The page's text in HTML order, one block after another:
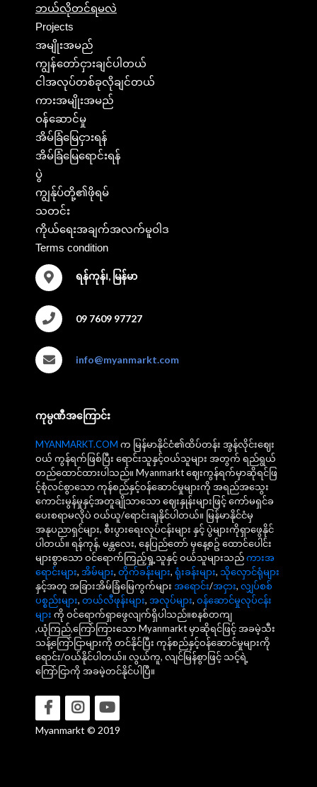
ဘယ်လိုတင်ရမလဲ
Projects
အမျိုးအမည်
ကျွန်တော်ငှားချင်ပါတယ်
ငါအလုပ်တစ်ခုလိုချင်တယ်
ကားအမျိုးအမည်
ဝန်ဆောင်မှု
အိမ်ခြံမြေငှားရန်
အိမ်ခြံမြေရောင်းရန်
ပွဲ
ကျွန်ုပ်တို့၏ဖိုရမ်
သတင်း
ကိုယ်ရေးအချက်အလက်မူဝါဒ
Terms condition
ရန်ကုန်၊, မြန်မာ
09 7609 97727
info@myanmarkt.com
ကုမ္ပဏီအကြောင်း
MYANMARKT.COM က မြန်မာနိုင်ငံ၏ထိပ်တန်း အွန်လိုင်းဈေး
ဝယ် ကွန်ရက်ဖြစ်ပြီး ရောင်းသူနှင့်ဝယ်သူများ အတွက် ရည်ရွယ်
တည်ထောင်ထားပါသည်။ Myanmarkt ဈေးကွန်ရက်မှာဆိုရင်ဖြ
င့်စုံလင်စွာသော ကုန်စည်နှင့်ဝန်ဆောင်မှုများကို အရည်အသွေး
ကောင်းမွန်မှုနှင့်အတူချိုသာသော ဈေးနှုန်းများဖြင့် ကော်မရှင်ခ
ပေးစရာမလိုပဲ ဝယ်ယူ/ရောင်းချနိုင်ပါတယ်။ မြန်မာနိုင်ငံမှ
အနုပညာရှင်များ, စီးပွားရေးလုပ်ငန်းများ နှင့် ပွဲများကိုရှာဖွေနိုင်
ပါတယ်။ ရန်ကုန်, မန္တလေး, နေပြည်တော် မှနေ့စဥ် ထောင်ပေါင်း
များစွာသော ဝင်ရောက်ကြည့်ရှု့သူနှင့် ဝယ်သူများသည်ကားအ
ရောင်းများ, အိမ်များ, တိုက်ခန်းများ, ရုံးခန်းများ, သိုလှောင်ရုံများ
နှင့်အတူ အခြားအိမ်ခြံမြေကွက်များ အရောင်း/အငှား, လျှပ်စစ်
ပစ္စည်းများ, တယ်လီဖုန်းများ, အလုပ်များ, ဝန်ဆောင်မှုလုပ်ငန်း
များ ကို ဝင်ရောက်ရှာဖွေလျက်ရှိပါသည်။စနစ်တကျ
,ယုံကြည်,ကြော်ကြားသော Myanmarkt မှာဆိုရင်ဖြင့် အခမဲ့သီး
သန့်ကြော်ငြာများကို တင်နိုင်ပြီး ကုန်စည်နှင့်ဝန်ဆောင်မှုများကို
ရောင်း/ဝယ်နိုင်ပါတယ်။ လွယ်ကူ, လျင်မြန်စွာဖြင့် သင့်ရဲ့
ကြော်ငြာကို အခမဲ့တင်နိုင်ပါပြီ။
Myanmarkt © 2019